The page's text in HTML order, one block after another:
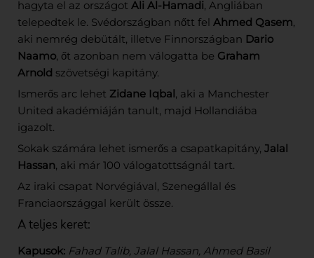
hagyta el az országot Ali Al-Hamadi, Angliában
telepedtek le. Svédországban nőtt fel Ahmed Qasem,
aki nemrég debütált, illetve Finnországban Dario
Naamo, őt azonban nem válogatta be Graham
Arnold szövetségi kapitány.
Ismerős arc lehet Zidane Iqbal, aki a Manchester
United akadémiáján tanult, majd Hollandiába
igazolt.
Sokak számára lehet ismerős a csapatkapitány, Jalal
Hassan, aki már 100 válogatottságnál tart.
Az iraki csapat Norvégiával, Szenegállal és
Franciaországgal került össze.
A teljes keret:
Kapusok: Fahad Talib, Jalal Hassan, Ahmed Basil